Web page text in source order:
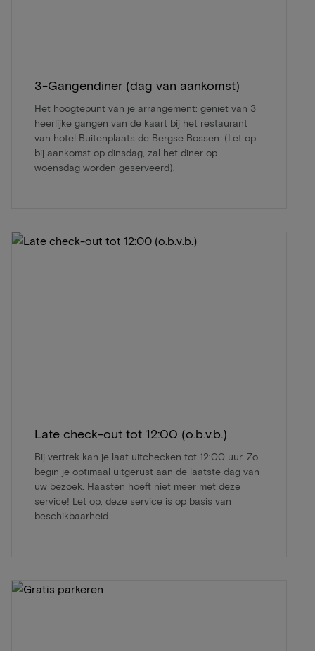
3-Gangendiner (dag van aankomst)
Het hoogtepunt van je arrangement: geniet van 3
heerlijke gangen van de kaart bij het restaurant
van hotel Buitenplaats de Bergse Bossen. (Let op
bij aankomst op dinsdag, zal het diner op
woensdag worden geserveerd).
Late check-out tot 12:00 (o.b.v.b.)
Bij vertrek kan je laat uitchecken tot 12:00 uur. Zo
begin je optimaal uitgerust aan de laatste dag van
uw bezoek. Haasten hoeft niet meer met deze
service! Let op, deze service is op basis van
beschikbaarheid